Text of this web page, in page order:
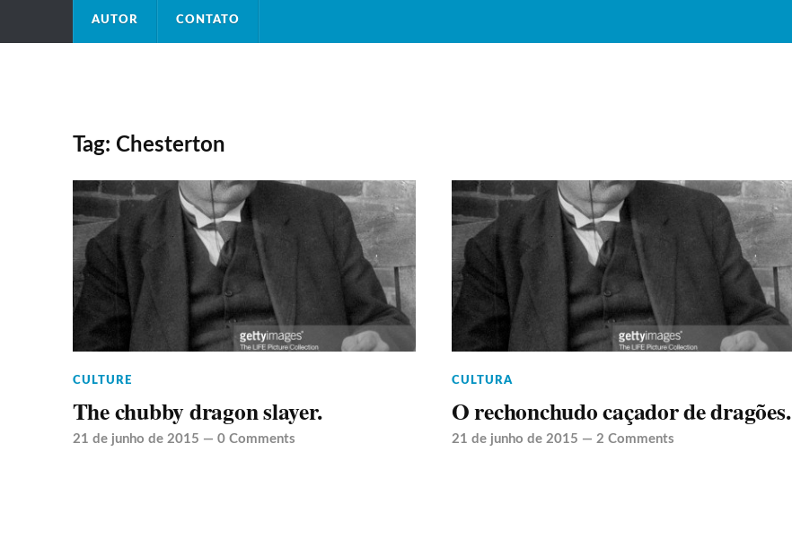
AUTOR CONTATO
Tag: Chesterton
CULTURE
The chubby dragon slayer.
21 de junho de 2015 — 0 Comments
CULTURA
O rechonchudo caçador de dragões.
21 de junho de 2015 — 2 Comments